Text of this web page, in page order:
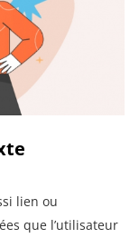
lien ou
que l’utilisateur